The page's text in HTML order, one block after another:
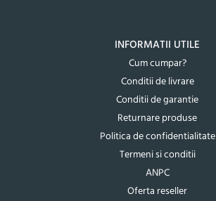
INFORMATII UTILE
Cum cumpar?
Conditii de livrare
Conditii de garantie
Returnare produse
Politica de confidentialitate
Termeni si conditii
ANPC
Oferta reseller